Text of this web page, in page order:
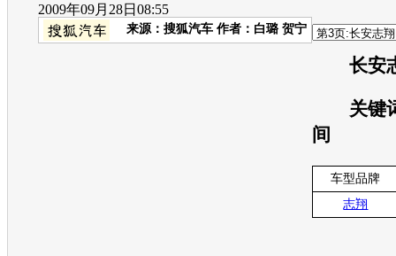
2009年09月28日08:55
来源： 搜狐汽车 作者：白璐 贺宁
长安
关键词
间
车型品牌
志翔